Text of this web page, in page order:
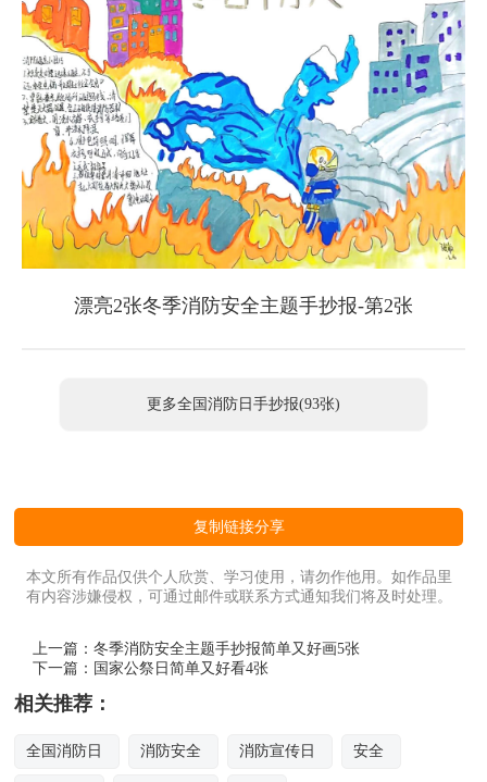
漂亮2张冬季消防安全主题手抄报-第2张
更多全国消防日手抄报(93张)
复制链接分享
本文所有作品仅供个人欣赏、学习使用，请勿作他用。如作品里
有内容涉嫌侵权，可通过邮件或联系方式通知我们将及时处理。
上一篇：冬季消防安全主题手抄报简单又好画5张
下一篇： 国家公祭日简单又好看4张
相关推荐：
全国消防日 消防安全 消防宣传日 安全